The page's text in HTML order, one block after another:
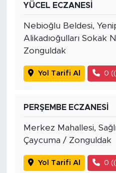
YÜCEL ECZANESİ
Nebioğlu Beldesi,
Alikadıoğulları Sokak
Zonguldak
Yol Tarifi Al 0
PERŞEMBE ECZANESİ
Merkez Mahallesi,
Çaycuma / Zonguldak
Yol Tarifi Al 0